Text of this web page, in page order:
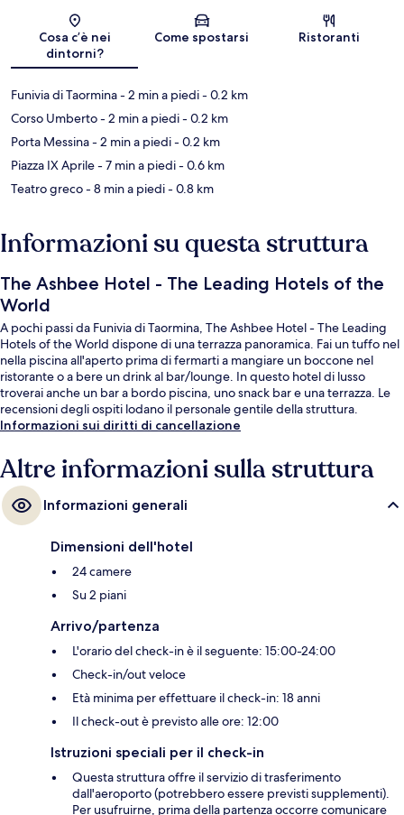
Mappa
Cosa c’è nei
dintorni?
Come spostarsi Ristoranti
Funivia di Taormina- 2 min a piedi- 0.2 km
Corso Umberto- 2 min a piedi- 0.2 km
Porta Messina- 2 min a piedi- 0.2 km
Piazza IX Aprile- 7 min a piedi- 0.6 km
Teatro greco- 8 min a piedi- 0.8 km
Informazioni su questa struttura
The Ashbee Hotel - The Leading Hotels of the
World
A pochi passi da Funivia di Taormina, The Ashbee Hotel - The Leading
Hotels of the World dispone di una terrazza panoramica. Fai un tuffo nel
nella piscina all'aperto prima di fermarti a mangiare un boccone nel
ristorante o a bere un drink al bar/lounge. In questo hotel di lusso
troverai anche un bar a bordo piscina, uno snack bar e una terrazza. Le
recensioni degli ospiti lodano il personale gentile della struttura.
Informazioni sui diritti di cancellazione
Altre informazioni sulla struttura
Informazioni generali
Dimensioni dell'hotel
24 camere
Su 2 piani
Arrivo/partenza
L'orario del check-in è il seguente: 15:00-24:00
Check-in/out veloce
Età minima per effettuare il check-in: 18 anni
Il check-out è previsto alle ore: 12:00
Istruzioni speciali per il check-in
Questa struttura offre il servizio di trasferimento
dall'aeroporto (potrebbero essere previsti supplementi).
Per usufruirne, prima della partenza occorre comunicare